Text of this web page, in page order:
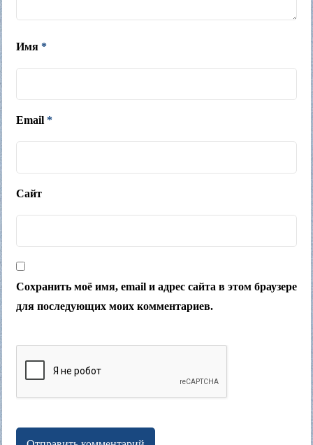
Имя *
Email *
Сайт
Сохранить моё имя, email и адрес сайта в этом браузере
для последующих моих комментариев.